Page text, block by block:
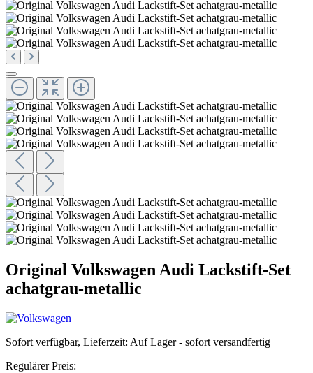
Original Volkswagen Audi Lackstift-Set
achatgrau-metallic
Sofort verfügbar, Lieferzeit: Auf Lager - sofort versandfertig
Regulärer Preis: